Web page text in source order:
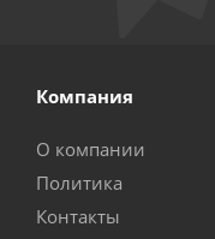
Компания
О компании
Политика
Контакты